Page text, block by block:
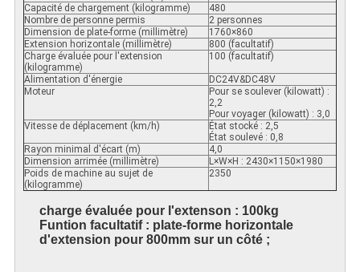
Capacité de chargement (kilogramme)
480
Nombre de personne permis
2 personnes
Dimension de plate-forme (millimètre)
1760×860
Extension horizontale (millimètre)
800 (facultatif)
Charge évaluée pour l'extension
(kilogramme)
100 (facultatif)
Alimentation d'énergie
DC24V&DC48V
Moteur
Pour se soulever (kilowatt) :
2,2
Pour voyager (kilowatt) : 3,0
Vitesse de déplacement (km/h)
État stocké : 2,5
État soulevé : 0,8
Rayon minimal d'écart (m)
4,0
Dimension arrimée (millimètre)
L×W×H : 2430×1150×1980
Poids de machine au sujet de
(kilogramme)
2350
charge évaluée pour l'extenson : 100kg
Funtion facultatif : plate-forme horizontale
d'extension pour 800mm sur un côté ;